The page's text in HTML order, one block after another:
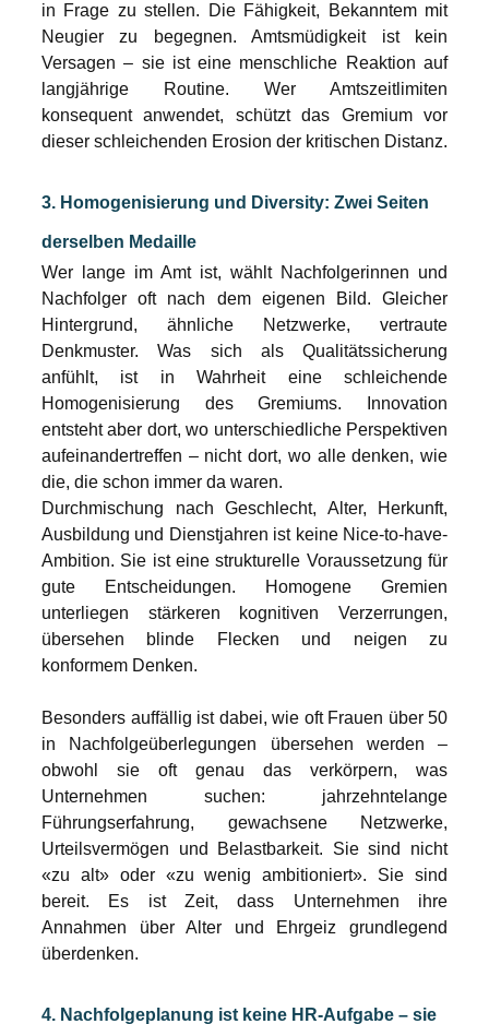
in Frage zu stellen. Die Fähigkeit, Bekanntem mit
Neugier zu begegnen. Amtsmüdigkeit ist kein
Versagen – sie ist eine menschliche Reaktion auf
langjährige Routine. Wer Amtszeitlimiten
konsequent anwendet, schützt das Gremium vor
dieser schleichenden Erosion der kritischen Distanz.
3. Homogenisierung und Diversity: Zwei Seiten
derselben Medaille
Wer lange im Amt ist, wählt Nachfolgerinnen und
Nachfolger oft nach dem eigenen Bild. Gleicher
Hintergrund, ähnliche Netzwerke, vertraute
Denkmuster. Was sich als Qualitätssicherung
anfühlt, ist in Wahrheit eine schleichende
Homogenisierung des Gremiums. Innovation
entsteht aber dort, wo unterschiedliche Perspektiven
aufeinandertreffen – nicht dort, wo alle denken, wie
die, die schon immer da waren.
Durchmischung nach Geschlecht, Alter, Herkunft,
Ausbildung und Dienstjahren ist keine Nice-to-have-
Ambition. Sie ist eine strukturelle Voraussetzung für
gute Entscheidungen. Homogene Gremien
unterliegen stärkeren kognitiven Verzerrungen,
übersehen blinde Flecken und neigen zu
konformem Denken.
Besonders auffällig ist dabei, wie oft Frauen über 50
in Nachfolgeüberlegungen übersehen werden –
obwohl sie oft genau das verkörpern, was
Unternehmen suchen: jahrzehntelange
Führungserfahrung, gewachsene Netzwerke,
Urteilsvermögen und Belastbarkeit. Sie sind nicht
«zu alt» oder «zu wenig ambitioniert». Sie sind
bereit. Es ist Zeit, dass Unternehmen ihre
Annahmen über Alter und Ehrgeiz grundlegend
überdenken.
4. Nachfolgeplanung ist keine HR-Aufgabe – sie